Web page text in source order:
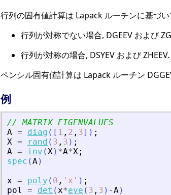
行列の固有値計算は Lapack ルーチンに基づ
行列が対称でない場合, DGEEV および
行列が対称の場合, DSYEV および ZHEEV.
ペンシル固有値計算は Lapack ルーチン
例
// MATRIX EIGENVALUES
A = diag ( [ 1 , 2 , 3] ) ;
X = rand ( 3 , 3 ) ;
A = inv (X) *A*X;
spec (A)
x = poly ( 0 , ' x ' ) ;
pol
= det (x*eye ( 3 , 3 ) -A)